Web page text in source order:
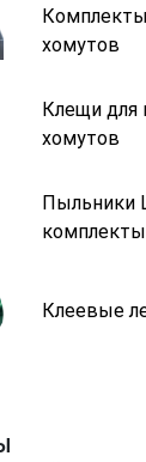
хомутов
Клещи для
хомутов
Пыльники
комплекты
Клеевые